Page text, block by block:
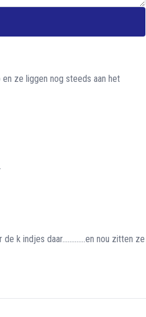
ze liggen nog steeds aan het
k indjes daar.............en nou zitten ze